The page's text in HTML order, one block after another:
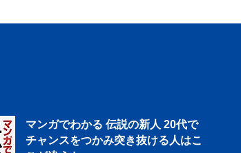
マンガでわかる 伝説の新人 20代で
チャンスをつかみ突き抜ける人はこ